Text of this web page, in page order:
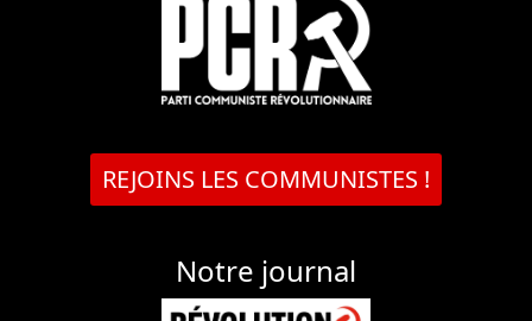
REJOINS LES COMMUNISTES !
Notre journal